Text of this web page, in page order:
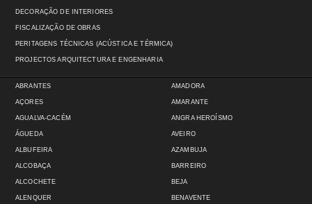
DECORAÇÃO DE INTERIORES
FISCALIZAÇÃO DE OBRAS
PERITAGENS TÉCNICAS (ACÚSTICA E TÉRMICA)
PROJECTOS ARQUITECTURA E ENGENHARIA
ABRANTES
AÇORES
AGUALVA-CACÉM
ÁGUEDA
ALBUFEIRA
ALCOBAÇA
ALCOCHETE
ALENQUER
AMADORA
AMARANTE
ANGRA HEROÍSMO
AVEIRO
AZAMBUJA
BARREIRO
BEJA
BENAVENTE